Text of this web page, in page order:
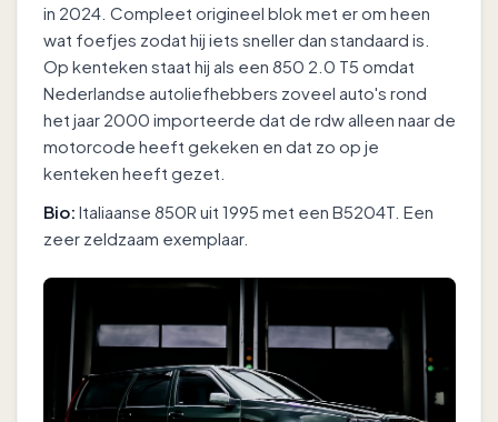
in 2024. Compleet origineel blok met er om heen
wat foefjes zodat hij iets sneller dan standaard is.
Op kenteken staat hij als een 850 2.0 T5 omdat
Nederlandse autoliefhebbers zoveel auto's rond
het jaar 2000 importeerde dat de rdw alleen naar de
motorcode heeft gekeken en dat zo op je
kenteken heeft gezet.
Bio: Italiaanse 850R uit 1995 met een B5204T. Een
zeer zeldzaam exemplaar.